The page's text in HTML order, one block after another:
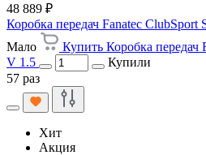
48 889 ₽
Коробка передач Fanatec ClubSport
Мало
Купить Коробка передач
V 1.5
Купили
57 раз
Хит
Акция